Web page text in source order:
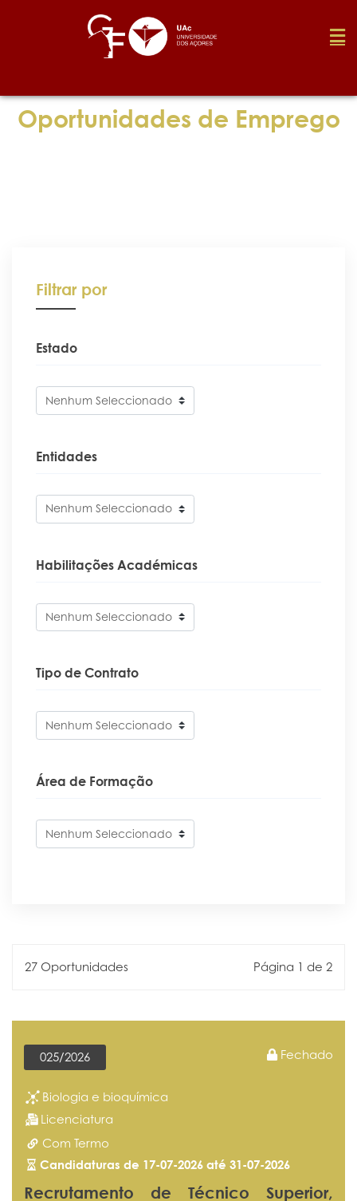
Fundação
Oportunidades de Emprego
Filtrar por
Estado
Nenhum Seleccionado
Entidades
Nenhum Seleccionado
Habilitações Académicas
Nenhum Seleccionado
Tipo de Contrato
Nenhum Seleccionado
Área de Formação
Nenhum Seleccionado
27 Oportunidades Página 1 de 2
025/2026 Fechado
Biologia e bioquímica
Licenciatura
Com Termo
Candidaturas de 17-07-2026 até 31-07-2026
Recrutamento de Técnico Superior,